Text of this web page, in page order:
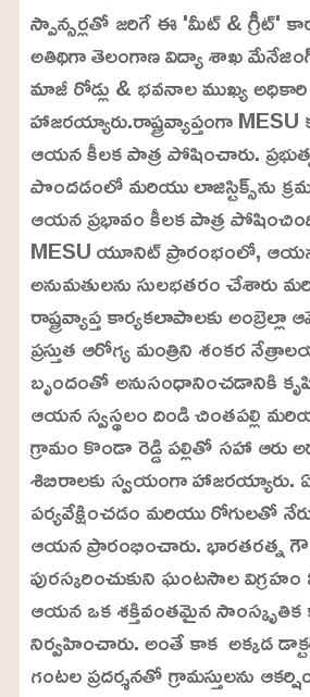
స్పాన్సర్లతో జరిగే ఈ 'మీట్ & గ్రీట్'
అతిథిగా తెలంగాణ విద్యా శాఖ
మాజీ రోడ్లు & భవనాల ముఖ్య అధికారి
హాజరయ్యారు.రాష్ట్రవ్యాప్తంగా
ఆయన కీలక పాత్ర పోషించారు.
పొందడంలో మరియు లాజిస్టిక్స్‌ను
ఆయన ప్రభావం కీలక పాత్ర
MESU యూనిట్ ప్రారంభంలో,
అనుమతులను సులభతరం చేశారు
రాష్ట్రవ్యాప్త కార్యకలాపాలకు
ప్రస్తుత ఆరోగ్య మంత్రిని శంకర
బృందంతో అనుసంధానించడానికి కృషి
ఆయన స్వస్థలం దిండి చింతపల్లి
గ్రామం కొండా రెడ్డి పల్లితో సహా ఆరు
శిబిరాలకు స్వయంగా హాజరయ్యారు.
పర్యవేక్షించడం మరియు రోగులతో
ఆయన ప్రారంభించారు. భారతరత్న
పురస్కరించుకుని ఘంటసాల
ఆయన ఒక శక్తివంతమైన సాంస్కృతిక
నిర్వహించారు. అంతే కాక అక్కడ
గంటల ప్రదర్శనతో గ్రామస్తులను